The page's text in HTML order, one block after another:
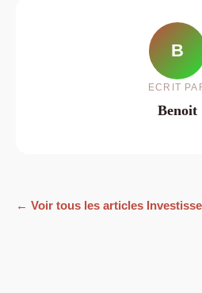
B
ECRIT
Benoit
← Voir tous les articles